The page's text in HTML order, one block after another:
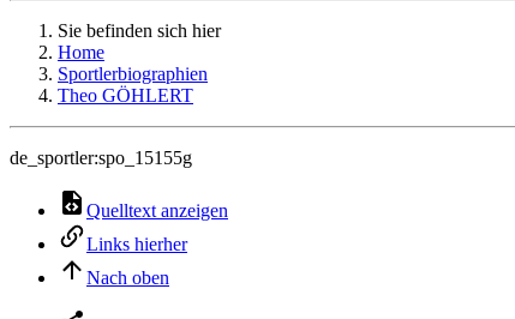
Sie befinden sich hier
Home
Sportlerbiographien
Theo GÖHLERT
de_sportler:spo_15155g
Quelltext anzeigen
Links hierher
Nach oben